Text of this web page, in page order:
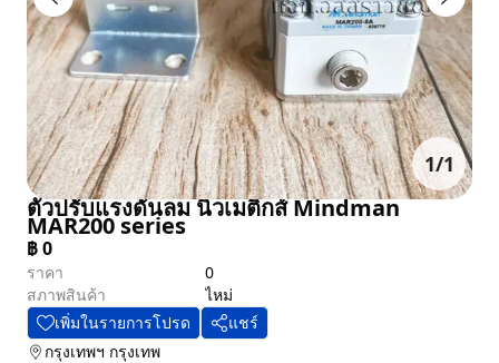
1/1
ตัวปรับแรงดันลม นิวเมติกส์ Mindman
MAR200 series
฿0
ราคา
0
สภาพสินค้า
ไหม่
เพิ่มในรายการโปรด
แชร์
กรุงเทพฯ กรุงเทพ